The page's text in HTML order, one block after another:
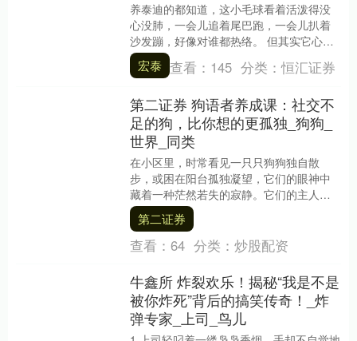
养泰迪的都知道，这小毛球看着活泼得没
心没肺，一会儿追着尾巴跑，一会儿扒着
沙发蹦，好像对谁都热络。 但其实它心里
门儿清，谁是真正的“自己人”，藏在一堆小
举动里，不....
宏泰 查看： 145 分类：恒汇证券
第二证券 狗语者养成课：社交不
足的狗，比你想的更孤独_狗狗_
世界_同类
在小区里，时常看见一只只狗狗独自散
步，或困在阳台孤独凝望，它们的眼神中
藏着一种茫然若失的寂静。它们的主人或
许以为，丰盛食物、精致玩具、舒适小窝
便是爱的全部表达。....
第二证券
查看： 64 分类： 炒股配资
牛鑫所 炸裂欢乐！揭秘“我是不是
被你炸死”背后的搞笑传奇！_炸
弹专家_上司_鸟儿